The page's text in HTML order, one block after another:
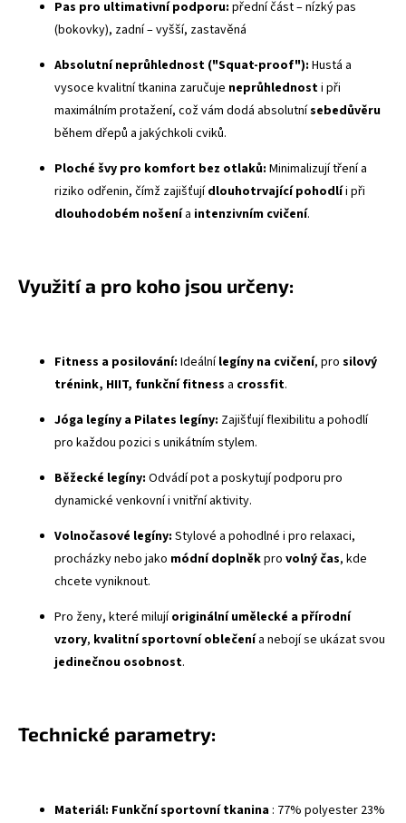
Pas pro ultimativní podporu: přední část – nízký pas
(bokovky), zadní – vyšší, zastavěná
Absolutní neprůhlednost ("Squat-proof"): Hustá a
vysoce kvalitní tkanina zaručuje neprůhlednosti při
maximálním protažení, což vám dodá absolutnísebedůvěru
během dřepů a jakýchkoli cviků.
Ploché švy pro komfort bez otlaků: Minimalizují tření a
riziko odřenin, čímž zajišťujídlouhotrvající pohodlíi při
dlouhodobém nošenía intenzivním cvičení.
Využití a pro koho jsou určeny:
Fitness a posilování: Ideálnílegíny na cvičení, pro silový
trénink, HIIT, funkční fitness a crossfit.
Jóga legíny a Pilates legíny: Zajišťují flexibilitu a pohodlí
pro každou pozici s unikátním stylem.
Běžecké legíny: Odvádí pot a poskytují podporu pro
dynamické venkovní i vnitřní aktivity.
Volnočasové legíny: Stylové a pohodlné i pro relaxaci,
procházky nebo jako módní doplněkpro volný čas, kde
chcete vyniknout.
Pro ženy, které milujíoriginální umělecké a přírodní
vzory, kvalitní sportovní oblečenía nebojí se ukázat svou
jedinečnou osobnost.
Technické parametry:
Materiál: Funkční sportovní tkanina : 77% polyester 23%